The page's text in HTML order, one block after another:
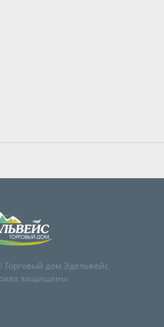
Торговый дом Эдельвейс
защищены